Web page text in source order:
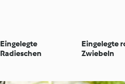
Eingelegte
Radieschen
Eingelegte
Zwiebeln